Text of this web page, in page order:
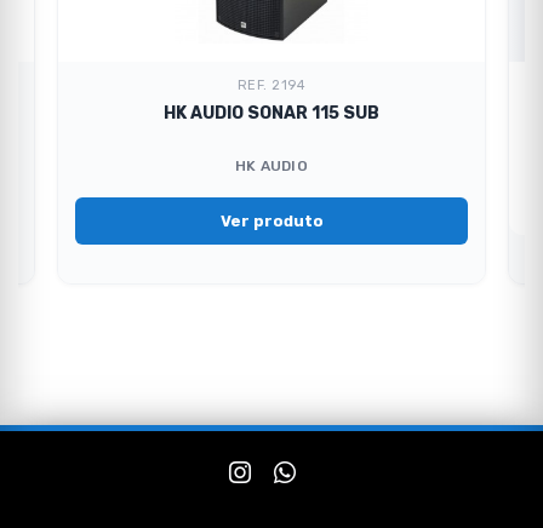
REF. 2194
HK AUDIO SONAR 115 SUB
HK AUDIO
Ver produto